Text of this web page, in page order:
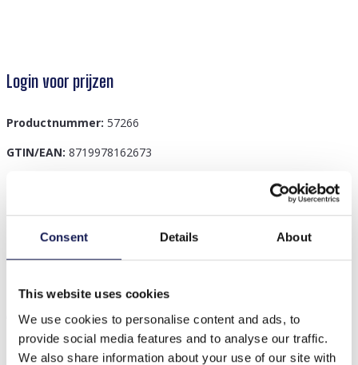
Consent Details About
This website uses cookies
We use cookies to personalise content and ads, to
provide social media features and to analyse our traffic.
We also share information about your use of our site with
Login voor prijzen
Productnummer: 57266
GTIN/EAN: 8719978162673
Beschrijving
H-A20.5 R221-228 S. Steel Ring Adjustable Silver-Black
Anderen kochten ook